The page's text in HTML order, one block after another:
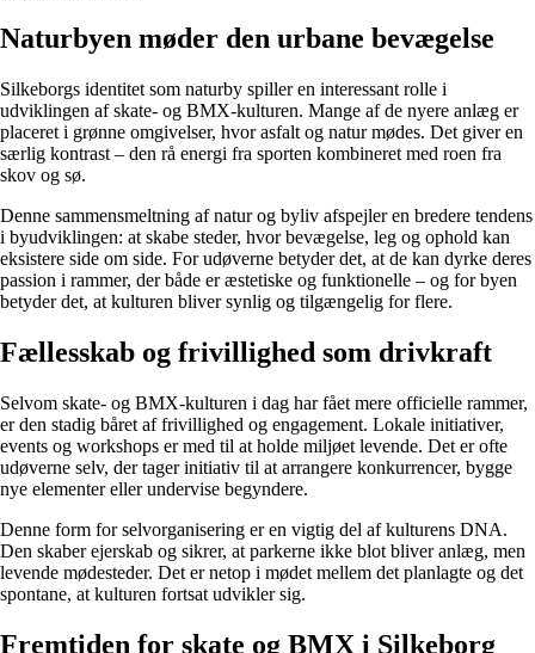
Naturbyen møder den urbane bevægelse
Silkeborgs identitet som naturby spiller en interessant rolle i
udviklingen af skate- og BMX-kulturen. Mange af de nyere anlæg er
placeret i grønne omgivelser, hvor asfalt og natur mødes. Det giver en
særlig kontrast – den rå energi fra sporten kombineret med roen fra
skov og sø.
Denne sammensmeltning af natur og byliv afspejler en bredere tendens
i byudviklingen: at skabe steder, hvor bevægelse, leg og ophold kan
eksistere side om side. For udøverne betyder det, at de kan dyrke deres
passion i rammer, der både er æstetiske og funktionelle – og for byen
betyder det, at kulturen bliver synlig og tilgængelig for flere.
Fællesskab og frivillighed som drivkraft
Selvom skate- og BMX-kulturen i dag har fået mere officielle rammer,
er den stadig båret af frivillighed og engagement. Lokale initiativer,
events og workshops er med til at holde miljøet levende. Det er ofte
udøverne selv, der tager initiativ til at arrangere konkurrencer, bygge
nye elementer eller undervise begyndere.
Denne form for selvorganisering er en vigtig del af kulturens DNA.
Den skaber ejerskab og sikrer, at parkerne ikke blot bliver anlæg, men
levende mødesteder. Det er netop i mødet mellem det planlagte og det
spontane, at kulturen fortsat udvikler sig.
Fremtiden for skate og BMX i Silkeborg